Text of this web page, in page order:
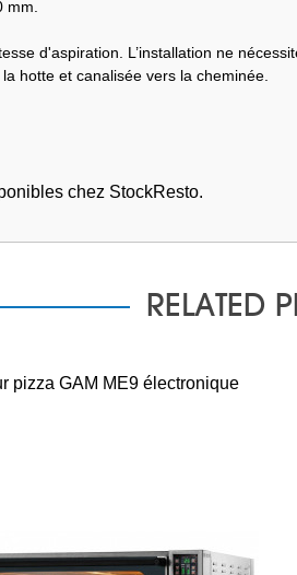
d'aspiration. L’installation ne
hotte et canalisée vers la cheminée.
chez StockResto.
RELATED
pizza GAM ME9 électronique